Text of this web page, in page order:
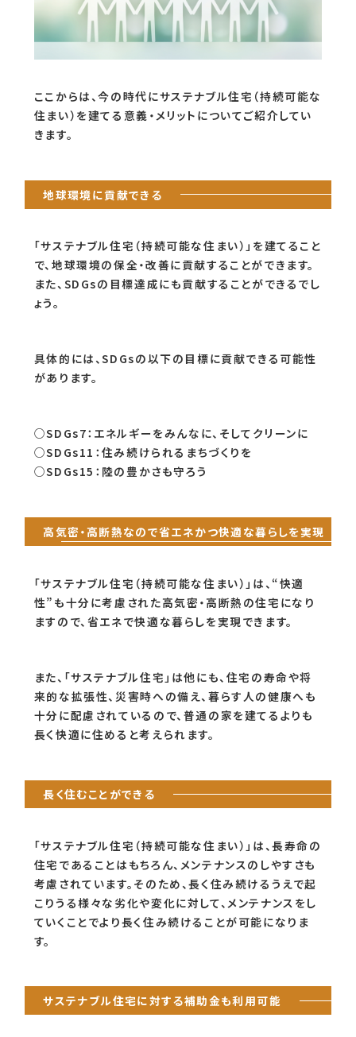
ここからは、今の時代にサステナブル住宅（持続可能な
住まい）を建てる意義・メリットについてご紹介してい
きます。
地球環境に貢献できる
「サステナブル住宅（持続可能な住まい）」を建てること
で、地球環境の保全・改善に貢献することができます。
また、SDGsの目標達成にも貢献することができるでし
ょう。
具体的には、SDGsの以下の目標に貢献できる可能性
があります。
○SDGs7：エネルギーをみんなに、そしてクリーンに
○SDGs11：住み続けられるまちづくりを
○SDGs15：陸の豊かさも守ろう
高気密・高断熱なので省エネかつ快適な暮らしを実現
「サステナブル住宅（持続可能な住まい）」は、“快適
性”も十分に考慮された高気密・高断熱の住宅になり
ますので、省エネで快適な暮らしを実現できます。
また、「サステナブル住宅」は他にも、住宅の寿命や将
来的な拡張性、災害時への備え、暮らす人の健康へも
十分に配慮されているので、普通の家を建てるよりも
長く快適に住めると考えられます。
長く住むことができる
「サステナブル住宅（持続可能な住まい）」は、長寿命の
住宅であることはもちろん、メンテナンスのしやすさも
考慮されています。そのため、長く住み続けるうえで起
こりうる様々な劣化や変化に対して、メンテナンスをし
ていくことでより長く住み続けることが可能になりま
す。
サステナブル住宅に対する補助金も利用可能